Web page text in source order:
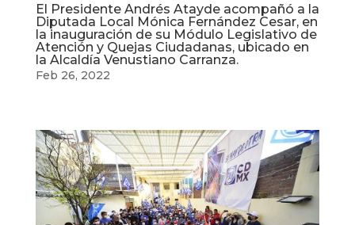
El Presidente Andrés Atayde acompañó a la
Diputada Local Mónica Fernández Cesar, en
la inauguración de su Módulo Legislativo de
Atención y Quejas Ciudadanas, ubicado en
la Alcaldía Venustiano Carranza.
Feb 26, 2022